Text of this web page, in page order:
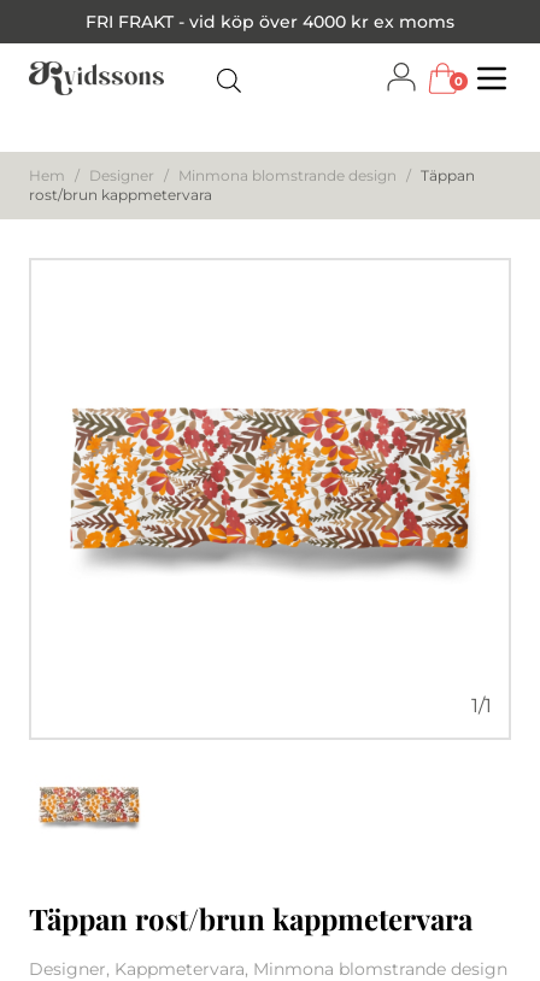
FRI FRAKT - vid köp över 4000 kr ex moms
0
Hem / Designer / Minmona blomstrande design / Täppan
rost/brun kappmetervara
1/1
Täppan rost/brun kappmetervara
Designer, Kappmetervara, Minmona blomstrande design